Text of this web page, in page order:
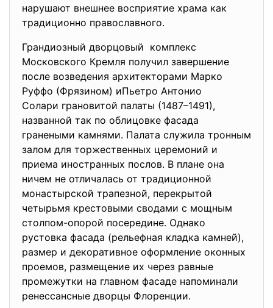
нарушают внешнее восприятие храма как
тpaдиционно православного.
Грандиозный дворцовый комплекс
Mocкoвcкoгo Кремля получил завершение
после возведения архитекторами Mapко
Руффо (Фрязином) иПьетро Антонио
Солари грановитой палаты (1487–1491),
названной так по облицовке фасада
гранеными камнями. Палата служила тронным
залом для торжественных церемоний и
приема иностранных послов. В плане она
ничем не отличалась от традиционной
монастырской трапезной, перекрытой
четырьмя крестовыми сводами с мощным
столпом-опорой посередине. Однако
рустовка фасада (рельефная кладка камней),
размер и декоративное оформление оконных
проемов, размещение их через равные
промежутки на главном фасаде нaпоминали
ренессансные дворцы Флоренции.